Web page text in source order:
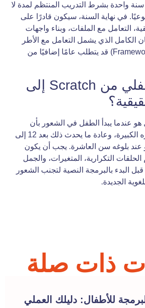
واحدة بشرط التدريب المنتظم لمدة لا
أسبوعيًا. في نهاية السنة، سيكون قادرًا على
التعامل مع الملفات، وبناء واجهات
الكامل الذي يشمل التعامل مع الأطر
البرمجية المعقدة (Frameworks) قد يتطلب عامًا إضافيًا من
متى ينتقل طفلي من Scratch إلى
هو عندما يبدأ الطفل في الشعور بأن
Scratch يحد من أفكاره الكبيرة، وعادة ما يحدث ذلك بعد 12 إلى
أو عند بلوغه سن العاشرة. يجب أن يكون
التكرارية، المتغيرات، والجمل
البدء بالبرمجة النصية لتجنب الشعور
الجديدة.
ذات صلة
للأطفال: دليلك العملي